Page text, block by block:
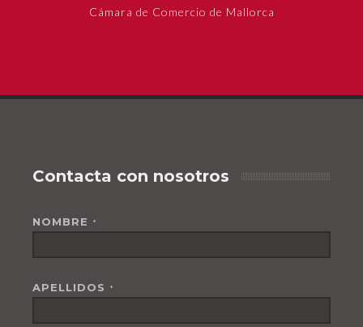
Cámara de Comercio de Mallorca
Contacta con nosotros
NOMBRE *
APELLIDOS *